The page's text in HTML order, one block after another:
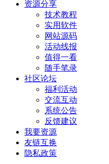
资源分享
技术教程
实用软件
网站源码
活动线报
值得一看
随手笔录
社区论坛
福利活动
交流互动
系统公告
反馈建议
我要资源
友链互换
隐私政策